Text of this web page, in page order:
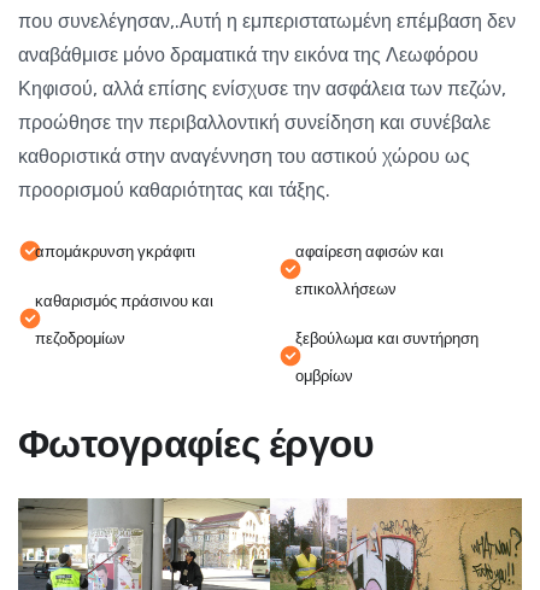
που συνελέγησαν,.Αυτή η εμπεριστατωμένη επέμβαση δεν
αναβάθμισε μόνο δραματικά την εικόνα της Λεωφόρου
Κηφισού, αλλά επίσης ενίσχυσε την ασφάλεια των πεζών,
προώθησε την περιβαλλοντική συνείδηση και συνέβαλε
καθοριστικά στην αναγέννηση του αστικού χώρου ως
προορισμού καθαριότητας και τάξης.
απομάκρυνση γκράφιτι
καθαρισμός πράσινου και
πεζοδρομίων
αφαίρεση αφισών και
επικολλήσεων
ξεβούλωμα και συντήρηση
ομβρίων
Φωτογραφίες έργου